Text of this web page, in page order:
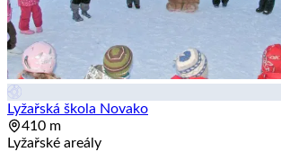
Lyžařská škola Novako
410 m
Lyžařské areály